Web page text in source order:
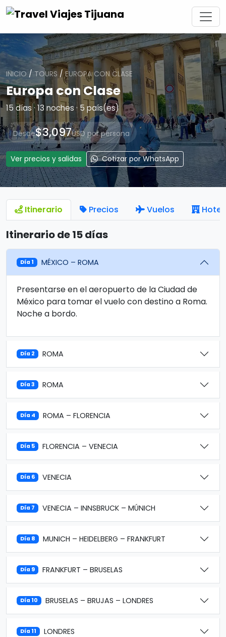
INICIO / TOURS /EUROPA CON CLASE
Europa con Clase
15 días · 13 noches · 5 país(es)
Desde$3,097USD por persona
Ver precios y salidas Cotizar por WhatsApp
Itinerario Precios Vuelos
Itinerario de 15 días
Día 1 MÉXICO – ROMA
Presentarse en el aeropuerto de la Ciudad de
México para tomar el vuelo con destino a Roma.
Noche a bordo.
Día 2 ROMA
Día 3 ROMA
Día 4 ROMA – FLORENCIA
Día 5 FLORENCIA – VENECIA
Día 6 VENECIA
Día 7 VENECIA – INNSBRUCK – MÚNICH
Día 8 MUNICH – HEIDELBERG – FRANKFURT
Día 9 FRANKFURT – BRUSELAS
Día 10 BRUSELAS – BRUJAS – LONDRES
Día 11 LONDRES